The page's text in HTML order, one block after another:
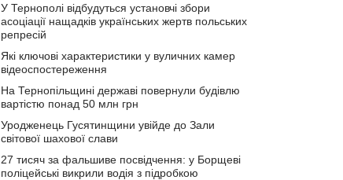
У Тернополі відбудуться установчі збори
асоціації нащадків українських жертв польських
репресій
Які ключові характеристики у вуличних камер
відеоспостереження
На Тернопільщині державі повернули будівлю
вартістю понад 50 млн грн
Уродженець Гусятинщини увійде до Зали
світової шахової слави
27 тисяч за фальшиве посвідчення: у Борщеві
поліцейські викрили водія з підробкою